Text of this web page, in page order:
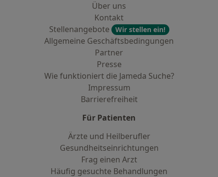
Über uns
Kontakt
Stellenangebote
Wir stellen ein!
Allgemeine Geschäftsbedingungen
Partner
Presse
Wie funktioniert die Jameda Suche?
Impressum
Barrierefreiheit
Für Patienten
Ärzte und Heilberufler
Gesundheitseinrichtungen
Frag einen Arzt
Häufig gesuchte Behandlungen